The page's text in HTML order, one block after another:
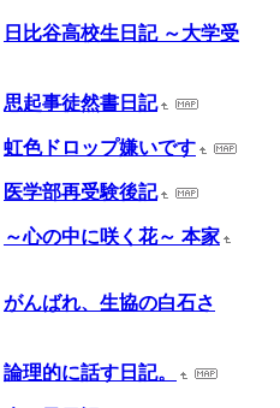
日比谷高校生日記 ～大学受
思起事徒然書日記
虹色ドロップ嫌いです
医学部再受験後記
～心の中に咲く花～ 本家
がんばれ、生協の白石さ
論理的に話す日記。